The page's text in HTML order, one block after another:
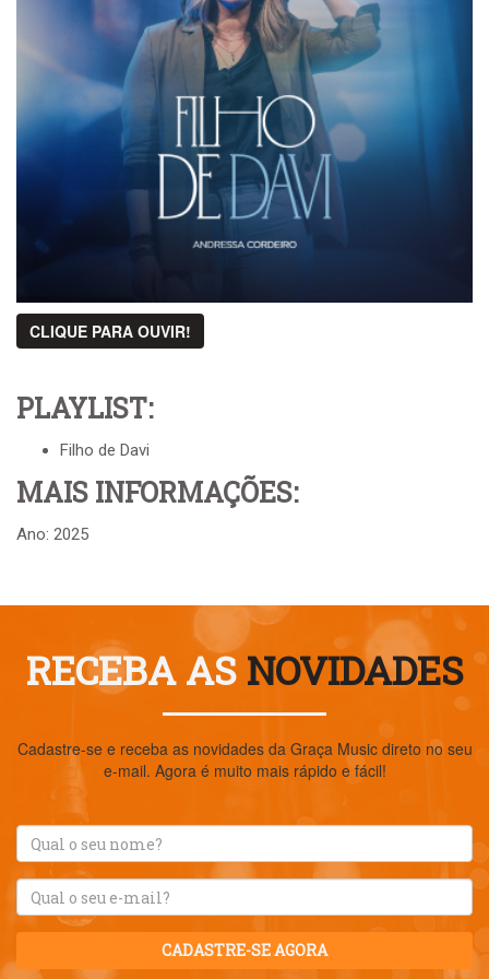
CLIQUE PARA OUVIR!
PLAYLIST:
Filho de Davi
MAIS INFORMAÇÕES:
Ano: 2025
RECEBA AS NOVIDADES
Cadastre-se e receba as novidades da Graça Music direto no seu
e-mail. Agora é muito mais rápido e fácil!
CADASTRE-SE AGORA